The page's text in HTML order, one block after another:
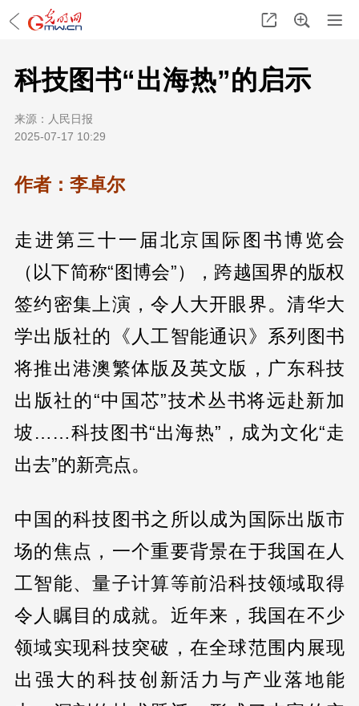
科技图书“出海热”的启示
来源： 人民日报
2025-07-17 10:29
作者：李卓尔
走进第三十一届北京国际图书博览会
（以下简称“图博会”），跨越国界的版权
签约密集上演，令人大开眼界。清华大
学出版社的《人工智能通识》系列图书
将推出港澳繁体版及英文版，广东科技
出版社的“中国芯”技术丛书将远赴新加
坡……科技图书“出海热”，成为文化“走
出去”的新亮点。
中国的科技图书之所以成为国际出版市
场的焦点，一个重要背景在于我国在人
工智能、量子计算等前沿科技领域取得
令人瞩目的成就。近年来，我国在不少
领域实现科技突破，在全球范围内展现
出强大的科技创新活力与产业落地能